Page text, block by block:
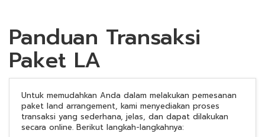
Panduan Transaksi
Paket LA
Untuk memudahkan Anda dalam melakukan pemesanan
paket land arrangement, kami menyediakan proses
transaksi yang sederhana, jelas, dan dapat dilakukan
secara online. Berikut langkah-langkahnya: